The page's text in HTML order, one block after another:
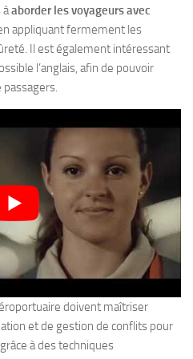
àaborder les voyageurs avec
appliquant fermement les
Il est également intéressant
l’anglais, afin de pouvoir
doivent maîtriser
et de gestion de conflits pour
à des techniques